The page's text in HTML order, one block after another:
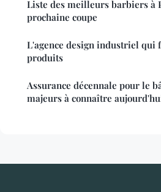
Liste des meilleurs barbiers à
prochaine coupe
L'agence design industriel qui
produits
Assurance décennale pour le
majeurs à connaître